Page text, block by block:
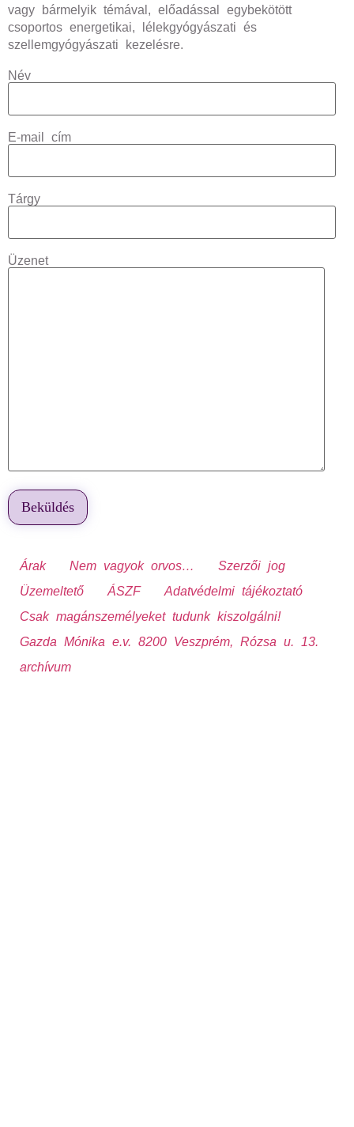
vagy bármelyik témával, előadással egybekötött
csoportos energetikai, lélekgyógyászati és
szellemgyógyászati kezelésre.
Név
E-mail cím
Tárgy
Üzenet
Árak Nem vagyok orvos…
Szerzői jog
Üzemeltető
ÁSZF
Adatvédelmi tájékoztató
Csak magánszemélyeket tudunk kiszolgálni!
Gazda Mónika e.v. 8200 Veszprém, Rózsa u. 13.
archívum